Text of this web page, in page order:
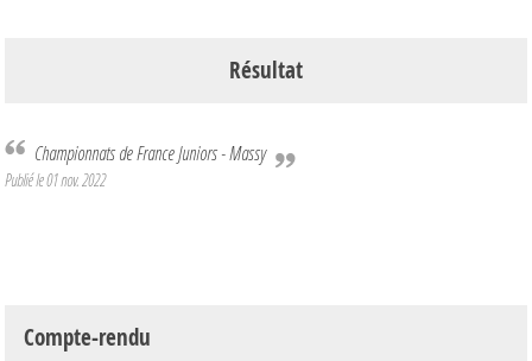
Résultat
Championnats de France Juniors - Massy
Publié le01 nov. 2022
Compte-rendu